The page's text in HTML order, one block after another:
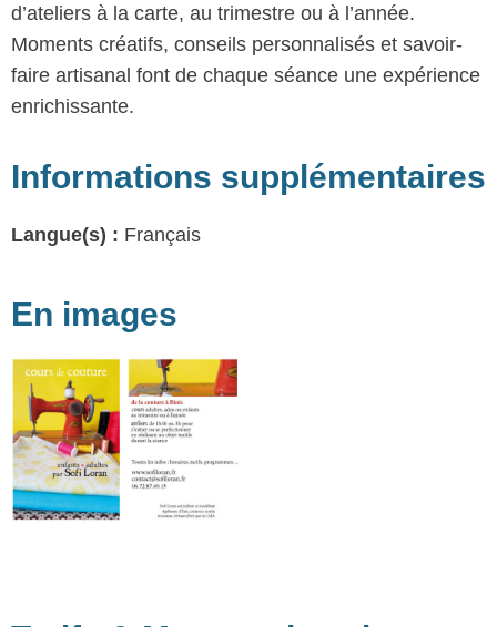
d’ateliers à la carte, au trimestre ou à l’année.
Moments créatifs, conseils personnalisés et savoir-
faire artisanal font de chaque séance une expérience
enrichissante.
Informations supplémentaires
Langue(s) : Français
En images